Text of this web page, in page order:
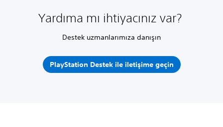
Yardıma mı ihtiyacınız var?
Destek uzmanlarımıza danışın
PlayStation Destek ile iletişime geçin